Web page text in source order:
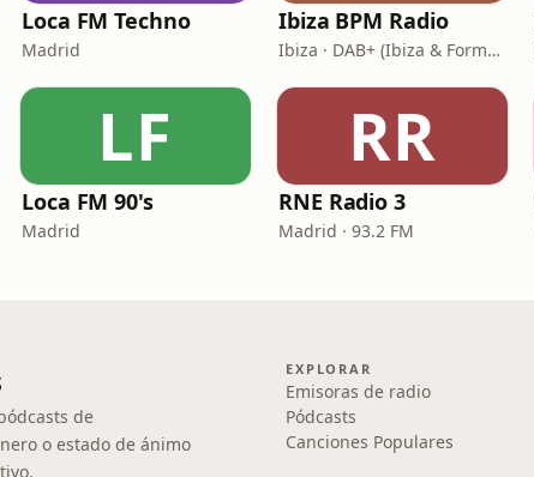
Loca FM Techno
Madrid
Ibiza BPM Radio
Ibiza · DAB+ (Ibiza & Formentera, Madrid, Barcelona)
LF
Loca FM 90's
Madrid
RR
RNE Radio 3
Madrid · 93.2 FM
de
o estado de ánimo
EXPLORAR
Emisoras de radio
Pódcasts
Canciones Populares